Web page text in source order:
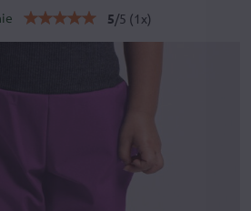
5/5 (1 x)